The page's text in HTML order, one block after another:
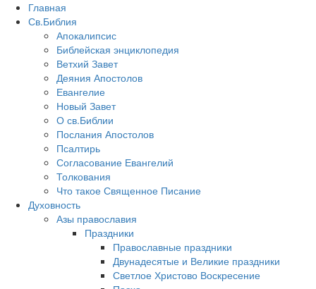
Главная
Св.Библия
Апокалипсис
Библейская энциклопедия
Ветхий Завет
Деяния Апостолов
Евангелие
Новый Завет
О св.Библии
Послания Апостолов
Псалтирь
Согласование Евангелий
Толкования
Что такое Священное Писание
Духовность
Азы православия
Праздники
Православные праздники
Двунадесятые и Великие праздники
Светлое Христово Воскресение